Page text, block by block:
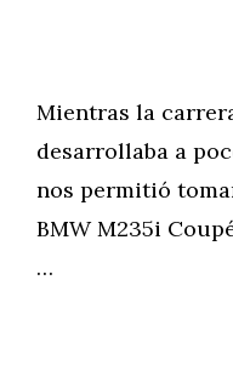
Mientras la
desarrollaba a
nos permitió
BMW M235i
…